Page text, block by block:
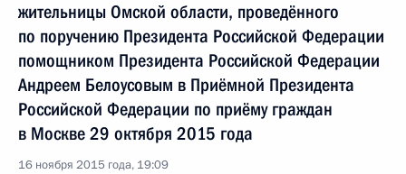
жительницы Омской области, проведённого
по поручению Президента Российской Федерации
помощником Президента Российской Федерации
Андреем Белоусовым в Приёмной Президента
Российской Федерации по приёму граждан
в Москве 29 октября 2015 года
16 ноября 2015 года, 19:09